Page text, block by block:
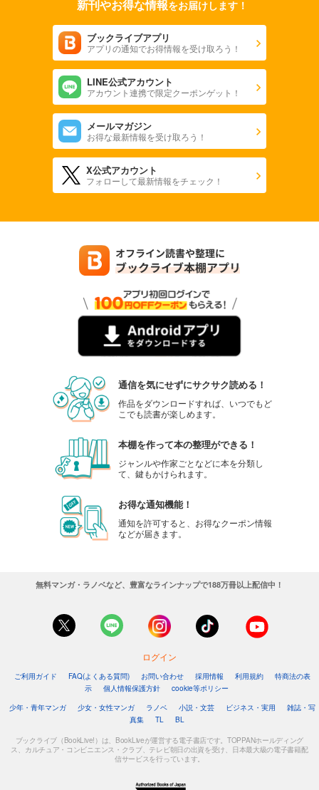
新刊やお得な情報をお届けします！
ブックライブアプリ
アプリの通知でお得情報を受け取ろう！
LINE公式アカウント
アカウント連携で限定クーポンゲット！
メールマガジン
お得な最新情報を受け取ろう！
X公式アカウント
フォローして最新情報をチェック！
通信を気にせずにサクサク読める！
作品をダウンロードすれば、いつでもど
こでも読書が楽しめます。
本棚を作って本の整理ができる！
ジャンルや作家ごとなどに本を分類し
て、鍵もかけられます。
お得な通知機能！
通知を許可すると、お得なクーポン情報
などが届きます。
無料マンガ・ラノベなど、豊富なラインナップで188万冊以上配信中！
ログイン
ご利用ガイド FAQ(よくある質問) お問い合わせ 採用情報 利用規約
特商法の表
示
個人情報保護方針
cookie等ポリシー
少年・青年マンガ
少女・女性マンガ ラノベ 小説・文芸 ビジネス・実用
雑誌・写
真集
TL BL
ブックライブ（BookLive!）は、BookLiveが運営する電子書店です。TOPPANホールディング
ス、カルチュア・コンビニエンス・クラブ、テレビ朝日の出資を受け、日本最大級の電子書籍配
信サービスを行っています。